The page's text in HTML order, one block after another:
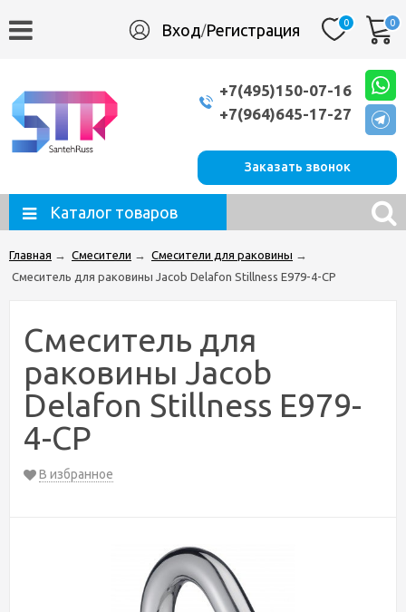
Вход/Регистрация 0 0
+7(495)150-07-16
+7(964)645-17-27
Заказать звонок
Каталог товаров
Главная → Смесители → Смесители для раковины →
Смеситель для раковины Jacob Delafon Stillness E979-4-CP
Смеситель для
раковины Jacob
Delafon Stillness E979-
4-CP
В избранное